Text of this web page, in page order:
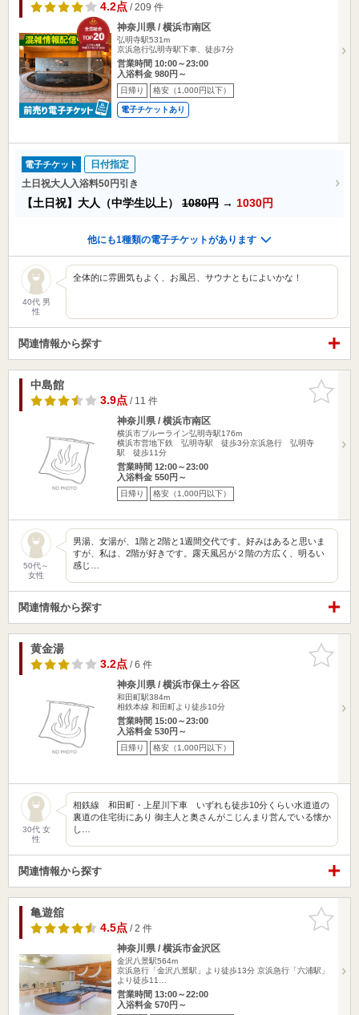
4.2点/ 209 件
神奈川県 / 横浜市南区
弘明寺駅531m
京浜急行弘明寺駅下車、徒歩7分
営業時間 10:00～23:00
入浴料金 980円～
日帰り 格安（1,000円以下）
電子チケットあり
電子チケット
日付指定
土日祝大人入浴料50円引き
【土日祝】大人（中学生以上） 1080円 → 1030円
他にも1種類の電子チケットがあります
40代 男
性
全体的に雰囲気もよく、お風呂、サウナともによいかな！
関連情報から探す
お気に入
りに追加
中島館
3.9点/ 11 件
神奈川県 / 横浜市南区
横浜市ブルーライン弘明寺駅176m
横浜市営地下鉄 弘明寺駅 徒歩3分京浜急行 弘明寺
駅 徒歩11分
営業時間 12:00～23:00
入浴料金 550円～
日帰り 格安（1,000円以下）
50代～
女性
男湯、女湯が、1階と2階と1週間交代です。好みはあると思いま
すが、私は、2階が好きです。露天風呂が２階の方広く、明るい
感じ…
関連情報から探す
お気に入
りに追加
黄金湯
3.2点/ 6 件
神奈川県 / 横浜市保土ヶ谷区
和田町駅384m
相鉄本線 和田町より徒歩10分
営業時間 15:00～23:00
入浴料金 530円～
日帰り 格安（1,000円以下）
30代 女
性
相鉄線 和田町・上星川下車 いずれも徒歩10分くらい水道道の
裏道の住宅街にあり 御主人と奥さんがこじんまり営んでいる懐か
し…
関連情報から探す
お気に入
りに追加
亀遊舘
4.5点/ 2 件
神奈川県 / 横浜市金沢区
金沢八景駅564m
京浜急行「金沢八景駅」より徒歩13分 京浜急行「六浦駅」
より徒歩11…
営業時間 13:00～22:00
入浴料金 570円～